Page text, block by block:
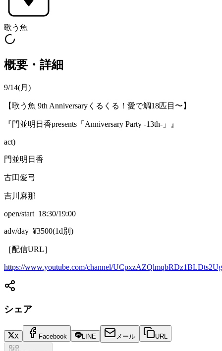
歌う魚
概要・詳細
9/14(月)
【歌う魚 9th Anniversaryくるくる！愛で鯛18匹目〜】
『門並明日香presents「Anniversary Party -13th-」』
act)
門並明日香
古田愛弓
吉川麻那
open/start 18:30/19:00
adv/day ¥3500(1d別)
［配信URL］
https://www.youtube.com/channel/UCpxzAZQlmqbRDz1BLDts2Ug
シェア
X Facebook LINE メール URL